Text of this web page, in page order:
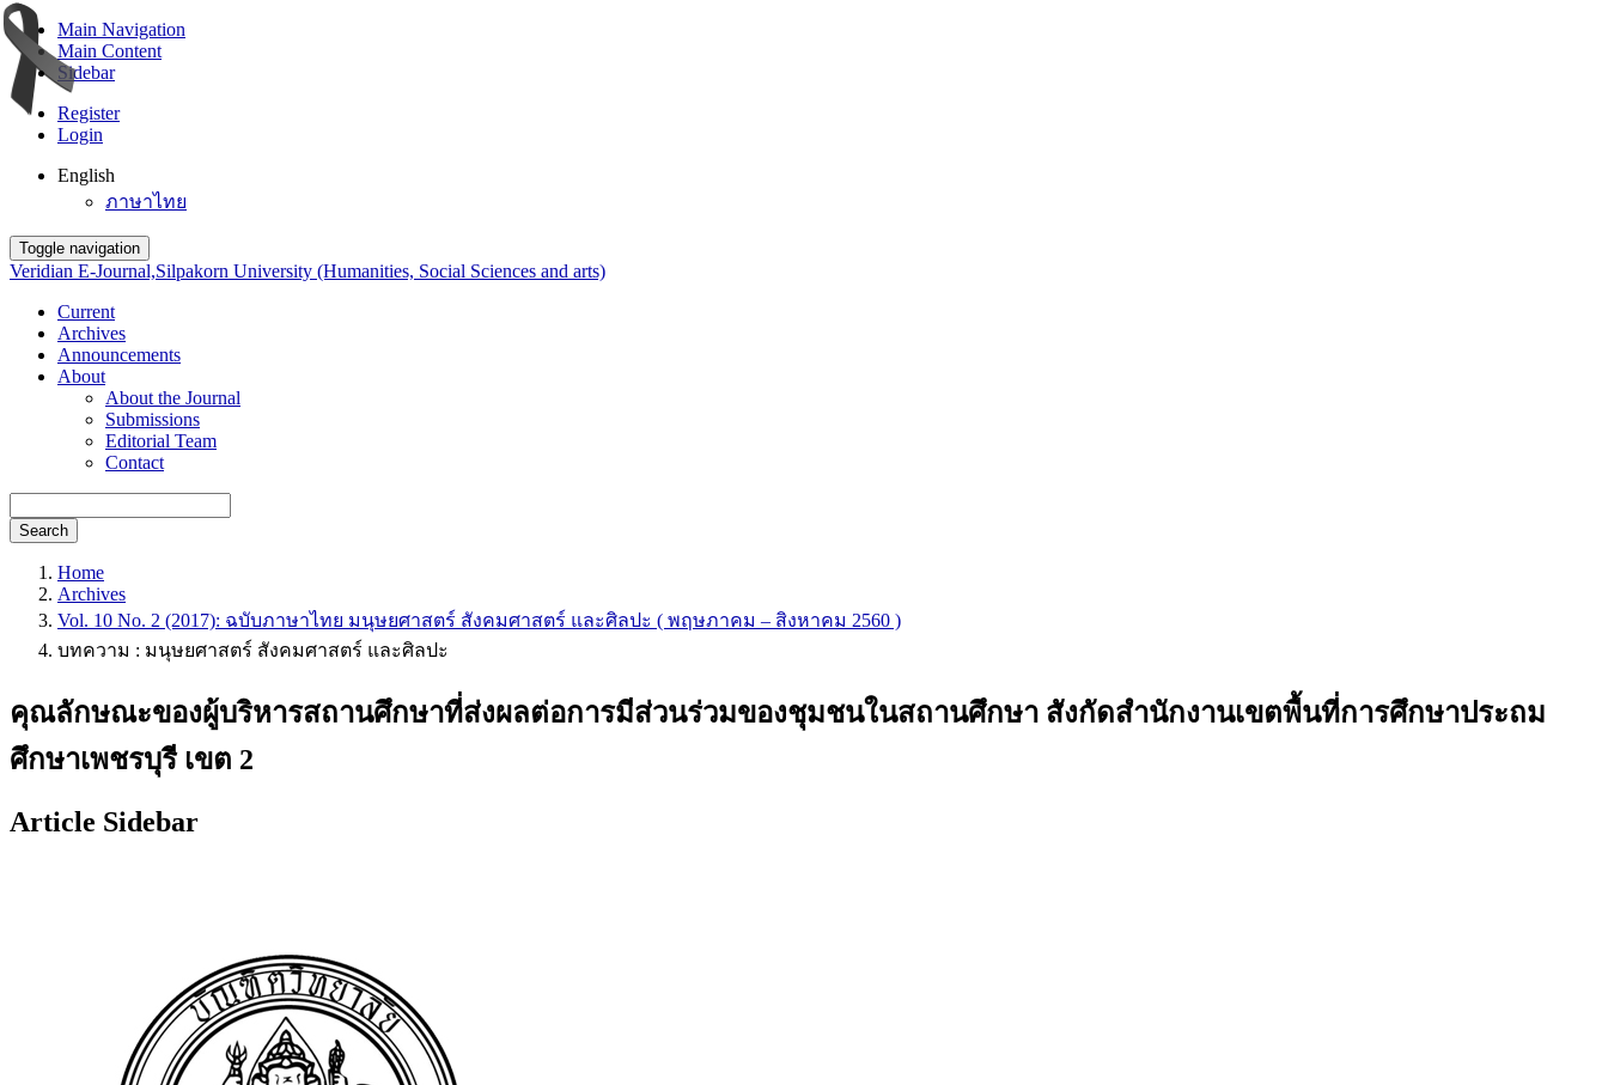
Main Navigation
Main Content
Sidebar
Register
Login
English
ภาษาไทย
Toggle navigation
Veridian E-Journal,Silpakorn University (Humanities, Social Sciences and arts)
Current
Archives
Announcements
About
About the Journal
Submissions
Editorial Team
Contact
Search
Home
Archives
Vol. 10 No. 2 (2017): ฉบับภาษาไทย มนุษยศาสตร์ สังคมศาสตร์ และศิลปะ ( พฤษภาคม – สิงหาคม 2560 )
บทความ : มนุษยศาสตร์ สังคมศาสตร์ และศิลปะ
คุณลักษณะของผู้บริหารสถานศึกษาที่ส่งผลต่อการมีส่วนร่วมของชุมชนในสถานศึกษา สังกัดสำนักงานเขตพื้นที่การศึกษาประถม
ศึกษาเพชรบุรี เขต 2
Article Sidebar